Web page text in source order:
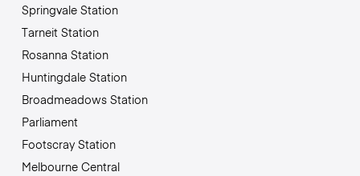
Springvale Station
Tarneit Station
Rosanna Station
Huntingdale Station
Broadmeadows Station
Parliament
Footscray Station
Melbourne Central